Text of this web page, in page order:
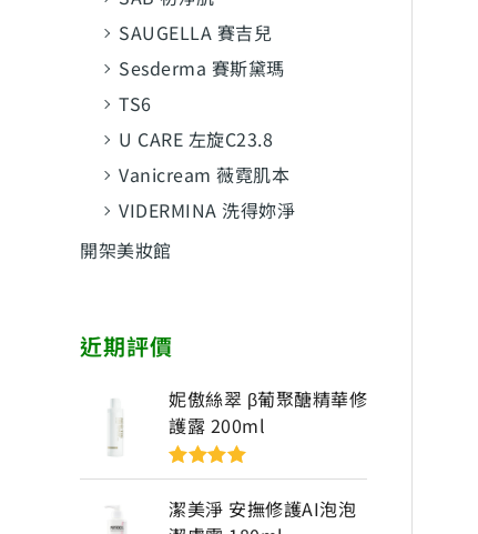
SAUGELLA 賽吉兒
Sesderma 賽斯黛瑪
TS6
U CARE 左旋C23.8
Vanicream 薇霓肌本
VIDERMINA 洗得妳淨
開架美妝館
近期評價
妮傲絲翠 β葡聚醣精華修
護露 200ml
評分5滿分
5
潔美淨 安撫修護AI泡泡